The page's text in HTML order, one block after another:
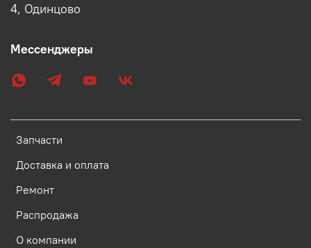
Запчасти
Доставка и оплата
Ремонт
Распродажа
О компании
4, Одинцово
Мессенджеры